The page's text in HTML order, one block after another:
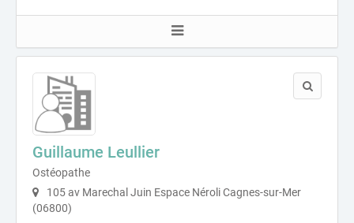
Guillaume Leullier
Ostéopathe
105 av Marechal Juin Espace Néroli Cagnes-sur-Mer
(06800)